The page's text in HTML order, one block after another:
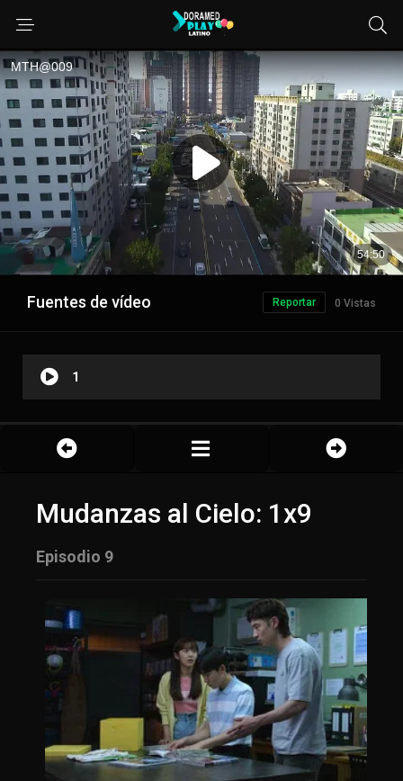
Fuentes de vídeo 0 Vistas
Reportar
1
Mudanzas al Cielo: 1x9
Episodio 9